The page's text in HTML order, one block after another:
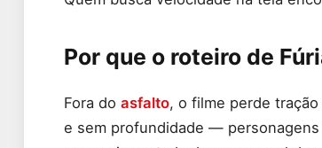
Por que o roteiro de
Fora do asfalto, o filme perde
e sem profundidade —